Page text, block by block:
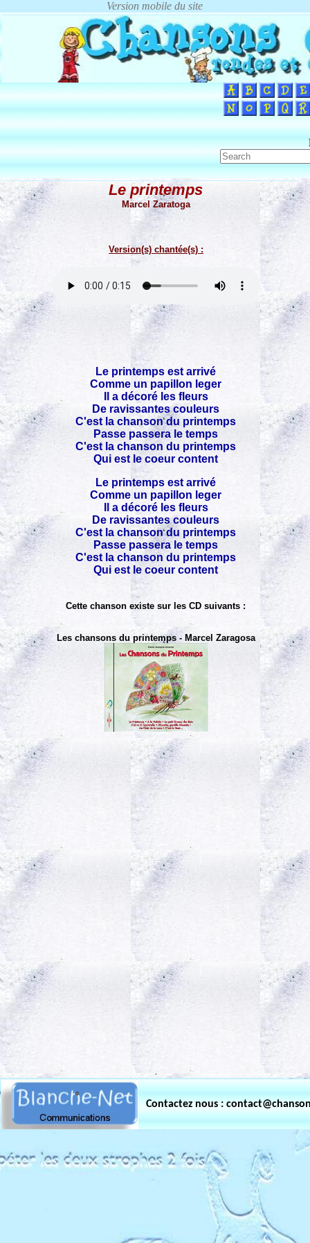
Le printemps
Marcel Zaratoga
Version(s) chantée(s) :
Le printemps est arrivé
Comme un papillon leger
Il a décoré les fleurs
De ravissantes couleurs
C'est la chanson du printemps
Passe passera le temps
C'est la chanson du printemps
Qui est le coeur content
Le printemps est arrivé
Comme un papillon leger
Il a décoré les fleurs
De ravissantes couleurs
C'est la chanson du printemps
Passe passera le temps
C'est la chanson du printemps
Qui est le coeur content
Cette chanson existe sur les CD suivants :
Les chansons du printemps - Marcel Zaragosa
Contactez nous :